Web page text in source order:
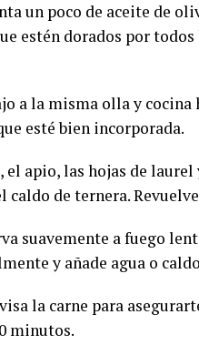
un poco de aceite de
estén dorados por
a la misma olla y cocina
esté bien incorporada.
el apio, las hojas de
caldo de ternera.
suavemente a fuego
y añade agua o
la carne para
minutos.